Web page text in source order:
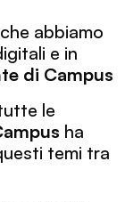
abbiamo
e in
di Campus
le
ha
temi tra